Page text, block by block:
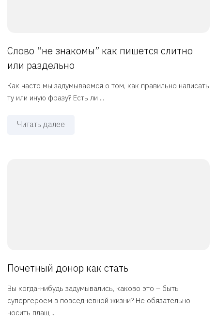
Слово “не знакомы” как пишется слитно
или раздельно
Как часто мы задумываемся о том, как правильно написать
ту или иную фразу? Есть ли ...
Читать далее
Почетный донор как стать
Вы когда-нибудь задумывались, каково это – быть
супергероем в повседневной жизни? Не обязательно
носить плащ ...